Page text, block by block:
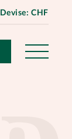
Devise:CHF